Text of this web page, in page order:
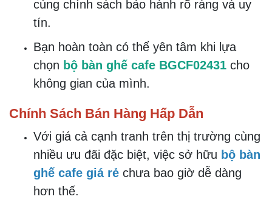
Sản phẩm không chỉ nổi bật với độ bền
cao mà còn rất dễ dàng vệ sinh và bảo trì
nhờ vào chất liệu chất lượng cao.
Thiết kế hiện đại của bộ bàn ghế cũng phù
nhau, từ cổ điển đến tối giản hay hiện đại.
Cam Kết Chất Lượng Từ Nội Thất Đức
Thông Dĩ An
Nội Thất Đức Thông Dĩ An